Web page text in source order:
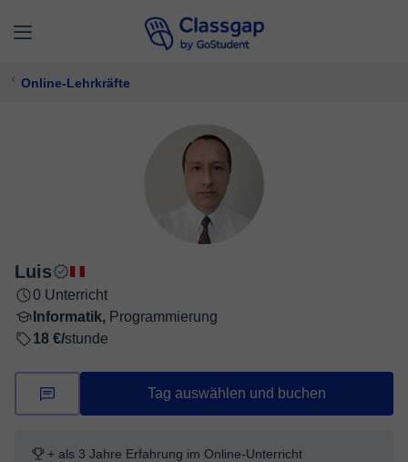
Online-Lehrkräfte
Luis
0 Unterricht
Informatik, Programmierung
18 €/stunde
Tag auswählen und buchen
+ als 3 Jahre Erfahrung im Online-Unterricht